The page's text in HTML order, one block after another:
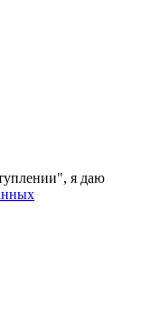
я даю